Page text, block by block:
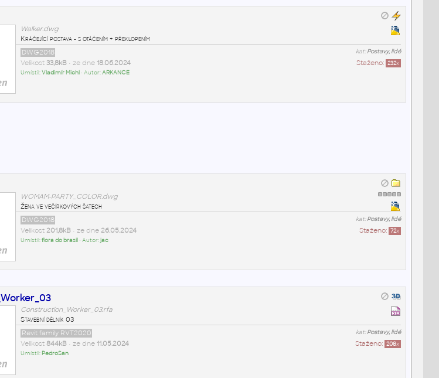
Walker.dwg
Kráčející postava - s otáčením + překlopením
kat:Postavy, lidé
DWG2018
Staženo: 232x
Velikost 33,8kB• ze dne 18.06.2024
Umístil:Vladimír Michl• Autor:ARKANCE
WOMAM-PARTY_COLOR.dwg
Žena ve večírkových šatech
kat:Postavy, lidé
DWG2018
Staženo: 72x
Velikost 201,8kB• ze dne 26.05.2024
Umístil:flora do brasil• Autor:jac
Construction_Worker_03.rfa
Stavební dělník 03
kat:Postavy, lidé
Revit family RVT2020
Staženo: 208x
Velikost 844kB• ze dne 11.05.2024
Umístil: PedroSan